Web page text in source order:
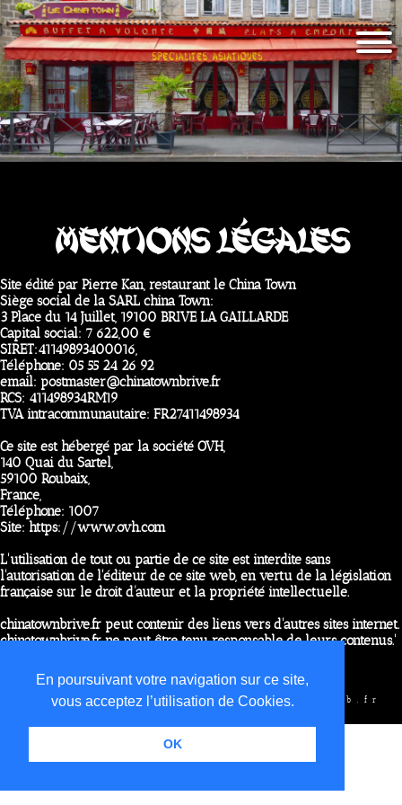
En poursuivant votre navigation sur ce site,
vous acceptez l’utilisation de Cookies.
OK
Mentions légales
Site édité par Pierre Kan, restaurant le China Town
Siège social de la SARL china Town:
3 Place du 14 Juillet, 19100 BRIVE LA GAILLARDE
Capital social: 7 622,00 €
SIRET:41149893400016,
Téléphone: 05 55 24 26 92
email: postmaster@chinatownbrive.fr
RCS: 411498934RM19
TVA intracommunautaire: FR27411498934
Ce site est hébergé par la société OVH,
140 Quai du Sartel,
59100 Roubaix,
France,
Téléphone: 1007
Site: https://www.ovh.com
L'utilisation de tout ou partie de ce site est interdite sans
l'autorisation de l'éditeur de ce site web, en vertu de la législation
française sur le droit d’auteur et la propriété intellectuelle.
chinatownbrive.fr peut contenir des liens vers d'autres sites internet.
chinatownbrive.fr ne peut être tenu responsable de leurs contenus.'
Conception du site par2b4web, Bavouzet Benoît
2026 -China Town Brive-
2b4web.fr
Mentions Légales